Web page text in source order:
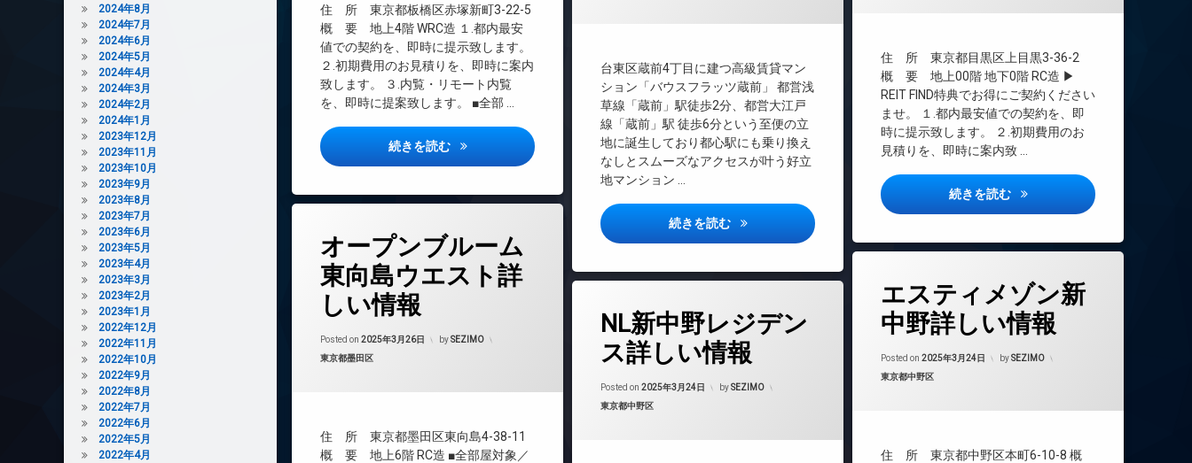
防犯カメラ
駐車場
駐輪場
宅配ボックス
敷地内ゴミ置き場
楽器可
防犯カメラ
駐車場
住 所 東京都板橋区赤塚新町3-22-5
概 要 地上4階 WRC造 １.都内最安
値での契約を、即時に提示致します。
２.初期費用のお見積りを、即時に案内
致します。 ３.内覧・リモート内覧
を、即時に提案致します。 ■全部 …
続きを読む DOLCE詳しい情報
TVドアホン
インターネット無料
エレベーター
オートロック
デザイナーズ
ペット可
宅配ボックス
防犯カメラ
住 所 東京都目黒区上目黒3-36-2
概 要 地上00階 地下0階 RC造 ▶
REIT FIND特典でお得にご契約ください
ませ。 １.都内最安値での契約を、即
時に提示致します。 ２.初期費用のお
見積りを、即時に案内致 …
続きを読む クレアーレ上目黒諏訪山詳しい
インターネット無料
エレベーター
オートロック
デザイナーズ
ペット可
敷地内ゴミ置き場
防犯カメラ
台東区蔵前4丁目に建つ高級賃貸マン
ション「バウスフラッツ蔵前」 都営浅
草線「蔵前」駅徒歩2分、都営大江戸
線「蔵前」駅 徒歩6分という至便の立
地に誕生しており都心駅にも乗り換え
なしとスムーズなアクセスが叶う好立
地マンション …
続きを読む バウスフラッツ蔵前詳しい情報
インターネット無料
エレベーター
オートロック
デザイナーズ
バイク置き場
宅配ボックス
防犯カメラ
駐車場
駐輪場
オープンブルーム
東向島ウエスト詳
しい情報
Posted on 2025年3月26日 bySEZIMO
カテゴリー:
東京都墨田区
住 所 東京都墨田区東向島4-38-11
概 要 地上6階 RC造 ■全部屋対象／
24時間管理
CATV
REIT系ブランドマンション
オートロック
エスティメゾン新
中野詳しい情報
Posted on 2025年3月24日 bySEZIMO
カテゴリー:
東京都中野区
住 所 東京都中野区本町6-10-8 概
24時間管理
CATV
インターネット
NL新中野レジデン
ス詳しい情報
Posted on 2025年3月24日 bySEZIMO
カテゴリー:
東京都中野区
24時間管理
CATV
2024年8月
2024年7月
2024年6月
2024年5月
2024年4月
2024年3月
2024年2月
2024年1月
2023年12月
2023年11月
2023年10月
2023年9月
2023年8月
2023年7月
2023年6月
2023年5月
2023年4月
2023年3月
2023年2月
2023年1月
2022年12月
2022年11月
2022年10月
2022年9月
2022年8月
2022年7月
2022年6月
2022年5月
2022年4月